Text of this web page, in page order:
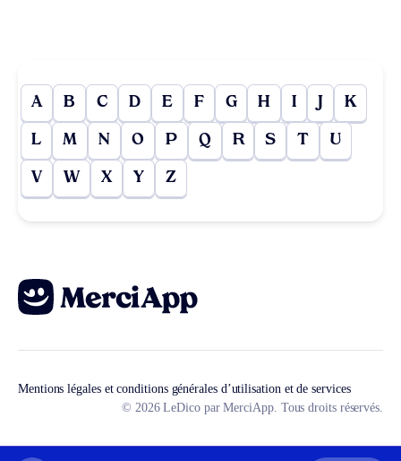
A B C D E F G H I J K
L M N O P Q R S T U
V W X Y Z
Mentions légales et conditions générales d’utilisation et de services
© 2026 LeDico par MerciApp. Tous droits réservés.